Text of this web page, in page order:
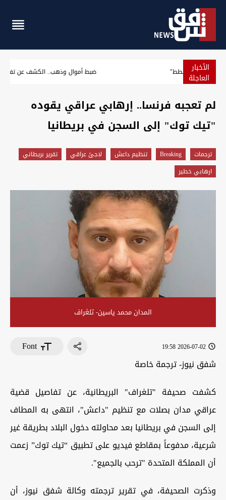
الأخبار
العاجلة بالصور.. السليمانية تتوج "ملكة جمال القطط"
لم تعجبه فرنسا.. إرهابي عراقي يقوده
"تيك توك" إلى السجن في بريطانيا
ترجمات Breaking تنظيم داعش لاجئ عراقي
تقرير بريطاني
ارهابي خطير
المدان محمد ياسين- تلغراف
2026-07-02 19:58
Font
شفق نيوز- ترجمة خاصة
كشفت صحيفة "تلغراف" البريطانية، عن تفاصيل قضية
عراقي مدان بصلات مع تنظيم "داعش"، انتهى به المطاف
إلى السجن في بريطانيا بعد محاولته دخول البلاد بطريقة غير
شرعية، مدفوعاً بمقاطع فيديو على تطبيق “تيك توك” زعمت
أن المملكة المتحدة "ترحب بالجميع".
وذكرت الصحيفة، في تقرير ترجمته وكالة شفق نيوز، أن